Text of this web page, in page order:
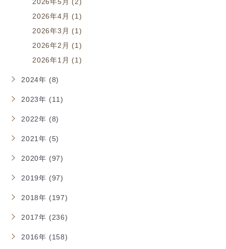
2026年4月 (1)
2026年3月 (1)
2026年2月 (1)
2026年1月 (1)
2024年 (8)
2023年 (11)
2022年 (8)
2021年 (5)
2020年 (97)
2019年 (97)
2018年 (197)
2017年 (236)
2016年 (158)